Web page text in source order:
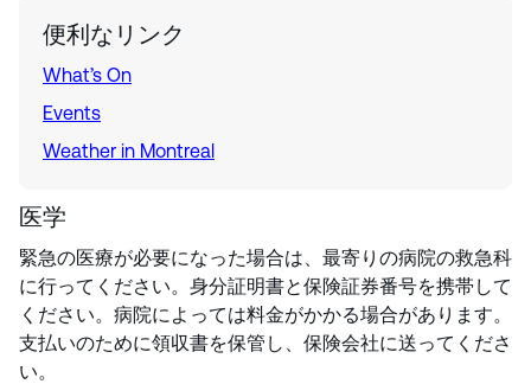
便利なリンク
What’s On
Events
Weather in Montreal
医学
緊急の医療が必要になった場合は、最寄りの病院の救急科
に行ってください。身分証明書と保険証券番号を携帯して
ください。病院によっては料金がかかる場合があります。
支払いのために領収書を保管し、保険会社に送ってくださ
い。